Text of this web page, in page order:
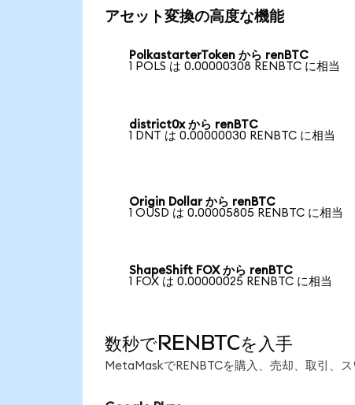
アセット変換の高度な機能
PolkastarterToken から renBTC
1 POLS は 0.00000308 RENBTC に相当
district0x から renBTC
1 DNT は 0.00000030 RENBTC に相当
Origin Dollar から renBTC
1 OUSD は 0.00005805 RENBTC に相当
ShapeShift FOX から renBTC
1 FOX は 0.00000025 RENBTC に相当
数秒でRENBTCを入手
MetaMaskでRENBTCを購入、売却、取引、